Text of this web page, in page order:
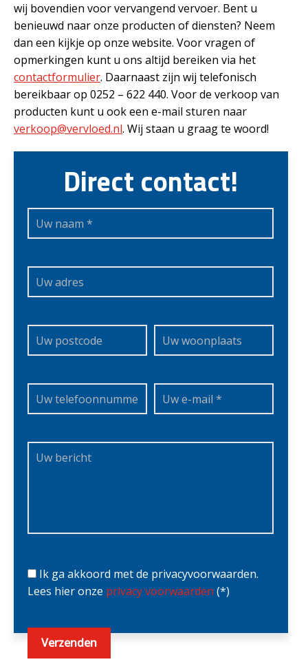
wij bovendien voor vervangend vervoer. Bent u
benieuwd naar onze producten of diensten? Neem
dan een kijkje op onze website. Voor vragen of
opmerkingen kunt u ons altijd bereiken via het
contactformulier. Daarnaast zijn wij telefonisch
bereikbaar op 0252 – 622 440. Voor de verkoop van
producten kunt u ook een e-mail sturen naar
verkoop@vervloed.nl. Wij staan u graag te woord!
Direct contact!
Ik ga akkoord met de privacyvoorwaarden.
Lees hier onze privacy voorwaarden (*)